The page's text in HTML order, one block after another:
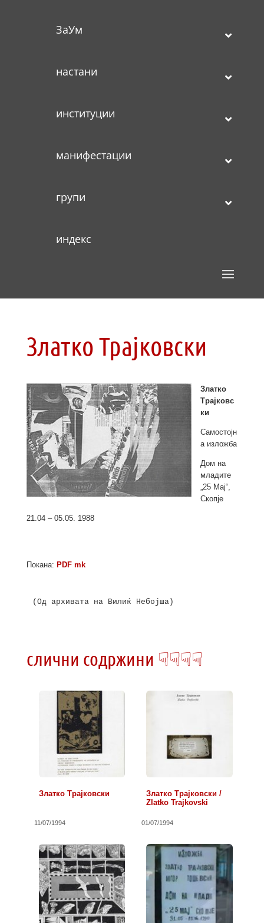
ЗаУм
настани
институции
манифестации
групи
индекс
Златко Трајковски
Златко
Трајковс
ки
Самостојн
а изложба
Дом на
младите
„25 Мај“,
Скопје
21.04 – 05.05. 1988
Покана: PDF mk
(Од архивата на Вилиќ Небојша)
слични содржини ☟☟☟☟
Златко Трајковски
11/07/1994
Златко Трајковски /
Zlatko Trajkovski
01/07/1994